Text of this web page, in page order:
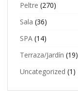
Peltre (270)
Sala (36)
SPA (14)
Terraza/Jardín (19)
Uncategorized (1)